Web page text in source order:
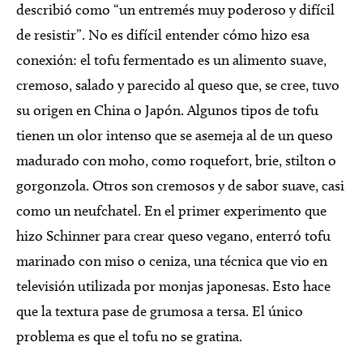
describió como “un entremés muy poderoso y difícil
de resistir”. No es difícil entender cómo hizo esa
conexión: el tofu fermentado es un alimento suave,
cremoso, salado y parecido al queso que, se cree, tuvo
su origen en China o Japón. Algunos tipos de tofu
tienen un olor intenso que se asemeja al de un queso
madurado con moho, como roquefort, brie, stilton o
gorgonzola. Otros son cremosos y de sabor suave, casi
como un neufchatel. En el primer experimento que
hizo Schinner para crear queso vegano, enterró tofu
marinado con miso o ceniza, una técnica que vio en
televisión utilizada por monjas japonesas. Esto hace
que la textura pase de grumosa a tersa. El único
problema es que el tofu no se gratina.